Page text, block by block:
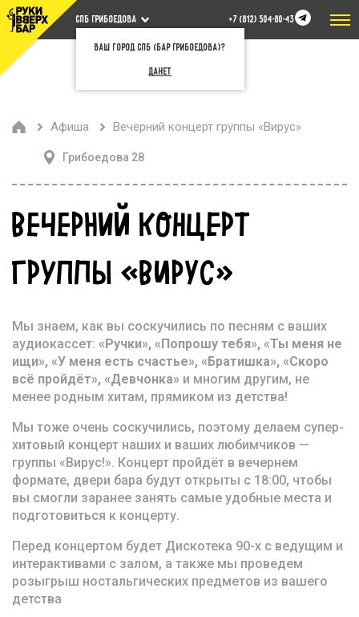
СПБ Грибоедова
Ваш город СПб (бар Грибоедова)?
ДаНет
+7 (812) 504-80-43
Афиша Вечерний концерт группы «Вирус»
Грибоедова 28
ВЕЧЕРНИЙ КОНЦЕРТ
ГРУППЫ «ВИРУС»
Мы знаем, как вы соскучились по песням с ваших
аудиокассет: «Ручки», «Попрошу тебя», «Ты меня не
ищи», «У меня есть счастье», «Братишка», «Скоро
всё пройдёт», «Девчонка» и многим другим, не
менее родным хитам, прямиком из детства!
Мы тоже очень соскучились, поэтому делаем супер-
хитовый концерт наших и ваших любимчиков —
группы «Вирус!». Концерт пройдёт в вечернем
формате, двери бара будут открыты с 18:00, чтобы
вы смогли заранее занять самые удобные места и
подготовиться к концерту.
Перед концертом будет Дискотека 90-х с ведущим и
интерактивами с залом, а также мы проведем
розыгрыш ностальгических предметов из вашего
детства